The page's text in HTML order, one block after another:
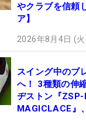
やクラブを信頼
ア】
2026年8月4日 (
スイング中のブ
へ！ 3種類の伸
ヂストン『
MAGICLACE』